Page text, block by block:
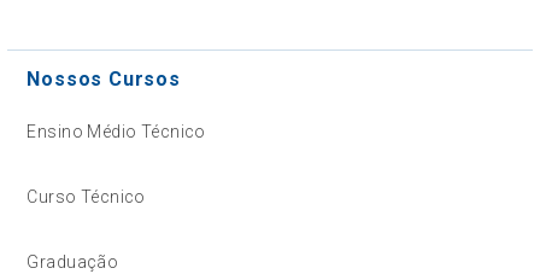
Nossos Cursos
Ensino Médio Técnico
Curso Técnico
Graduação